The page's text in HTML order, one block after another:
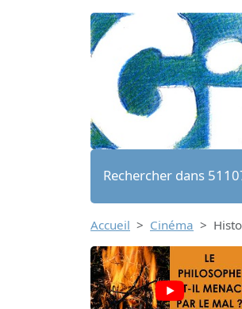
Rechercher dans
Accueil Cinéma